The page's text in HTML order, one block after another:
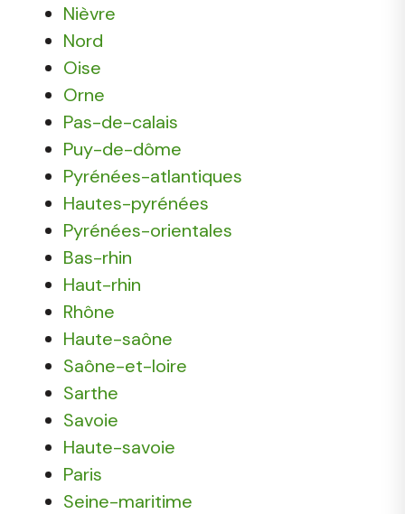
Nièvre
Nord
Oise
Orne
Pas-de-calais
Puy-de-dôme
Pyrénées-atlantiques
Hautes-pyrénées
Pyrénées-orientales
Bas-rhin
Haut-rhin
Rhône
Haute-saône
Saône-et-loire
Sarthe
Savoie
Haute-savoie
Paris
Seine-maritime